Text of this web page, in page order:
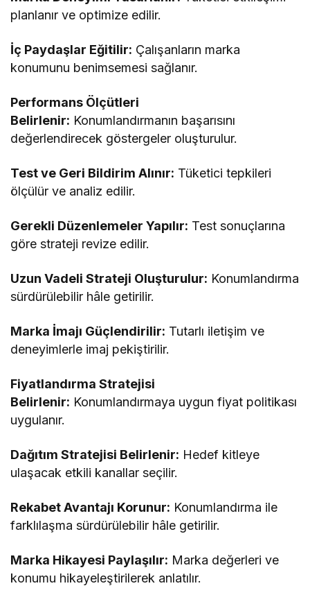
planlanır ve optimize edilir.
İç Paydaşlar Eğitilir: Çalışanların marka
konumunu benimsemesi sağlanır.
Performans Ölçütleri
Belirlenir: Konumlandırmanın başarısını
değerlendirecek göstergeler oluşturulur.
Test ve Geri Bildirim Alınır: Tüketici tepkileri
ölçülür ve analiz edilir.
Gerekli Düzenlemeler Yapılır: Test sonuçlarına
göre strateji revize edilir.
Uzun Vadeli Strateji Oluşturulur: Konumlandırma
sürdürülebilir hâle getirilir.
Marka İmajı Güçlendirilir: Tutarlı iletişim ve
deneyimlerle imaj pekiştirilir.
Fiyatlandırma Stratejisi
Belirlenir: Konumlandırmaya uygun fiyat politikası
uygulanır.
Dağıtım Stratejisi Belirlenir: Hedef kitleye
ulaşacak etkili kanallar seçilir.
Rekabet Avantajı Korunur: Konumlandırma ile
farklılaşma sürdürülebilir hâle getirilir.
Marka Hikayesi Paylaşılır: Marka değerleri ve
konumu hikayeleştirilerek anlatılır.